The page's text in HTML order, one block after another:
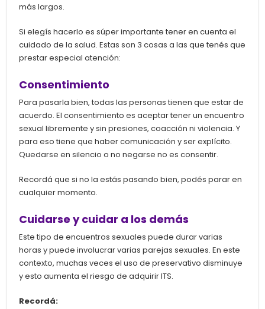
más largos.
Si elegís hacerlo es súper importante tener en cuenta el
cuidado de la salud. Estas son 3 cosas a las que tenés que
prestar especial atención:
Consentimiento
Para pasarla bien, todas las personas tienen que estar de
acuerdo. El consentimiento es aceptar tener un encuentro
sexual libremente y sin presiones, coacción ni violencia. Y
para eso tiene que haber comunicación y ser explícito.
Quedarse en silencio o no negarse no es consentir.
Recordá que si no la estás pasando bien, podés parar en
cualquier momento.
Cuidarse y cuidar a los demás
Este tipo de encuentros sexuales puede durar varias
horas y puede involucrar varias parejas sexuales. En este
contexto, muchas veces el uso de preservativo disminuye
y esto aumenta el riesgo de adquirir ITS.
Recordá: